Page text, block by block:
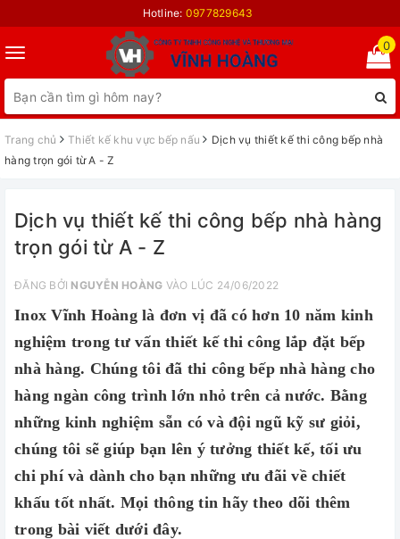
Hotline: 0977829643
Toggle
navigation
0
Trang chủ Thiết kế khu vực bếp nấu
Dịch vụ thiết kế thi công bếp nhà
hàng trọn gói từ A - Z
Dịch vụ thiết kế thi công bếp nhà hàng
trọn gói từ A - Z
ĐĂNG BỞI NGUYỄN HOÀNG VÀO LÚC 24/06/2022
Inox Vĩnh Hoàng là đơn vị đã có hơn 10 năm kinh
nghiệm trong tư vấn thiết kế thi công lắp đặt bếp
nhà hàng. Chúng tôi đã thi công bếp nhà hàng cho
hàng ngàn công trình lớn nhỏ trên cả nước. Bằng
những kinh nghiệm sẵn có và đội ngũ kỹ sư giỏi,
chúng tôi sẽ giúp bạn lên ý tưởng thiết kế, tối ưu
chi phí và dành cho bạn những ưu đãi về chiết
khấu tốt nhất. Mọi thông tin hãy theo dõi thêm
trong bài viết dưới đây.